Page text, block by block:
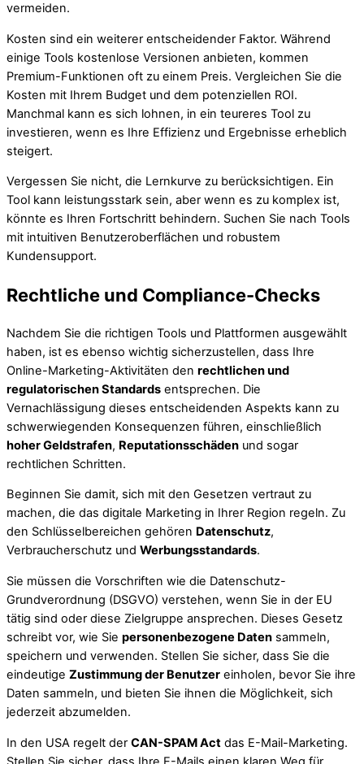
vermeiden.
Kosten sind ein weiterer entscheidender Faktor. Während
einige Tools kostenlose Versionen anbieten, kommen
Premium-Funktionen oft zu einem Preis. Vergleichen Sie die
Kosten mit Ihrem Budget und dem potenziellen ROI.
Manchmal kann es sich lohnen, in ein teureres Tool zu
investieren, wenn es Ihre Effizienz und Ergebnisse erheblich
steigert.
Vergessen Sie nicht, die Lernkurve zu berücksichtigen. Ein
Tool kann leistungsstark sein, aber wenn es zu komplex ist,
könnte es Ihren Fortschritt behindern. Suchen Sie nach Tools
mit intuitiven Benutzeroberflächen und robustem
Kundensupport.
Rechtliche und Compliance-Checks
Nachdem Sie die richtigen Tools und Plattformen ausgewählt
haben, ist es ebenso wichtig sicherzustellen, dass Ihre
Online-Marketing-Aktivitäten den rechtlichen und
regulatorischen Standards entsprechen. Die
Vernachlässigung dieses entscheidenden Aspekts kann zu
schwerwiegenden Konsequenzen führen, einschließlich
hoher Geldstrafen, Reputationsschäden und sogar
rechtlichen Schritten.
Beginnen Sie damit, sich mit den Gesetzen vertraut zu
machen, die das digitale Marketing in Ihrer Region regeln. Zu
den Schlüsselbereichen gehören Datenschutz,
Verbraucherschutz und Werbungsstandards.
Sie müssen die Vorschriften wie die Datenschutz-
Grundverordnung (DSGVO) verstehen, wenn Sie in der EU
tätig sind oder diese Zielgruppe ansprechen. Dieses Gesetz
schreibt vor, wie Sie personenbezogene Daten sammeln,
speichern und verwenden. Stellen Sie sicher, dass Sie die
eindeutige Zustimmung der Benutzer einholen, bevor Sie ihre
Daten sammeln, und bieten Sie ihnen die Möglichkeit, sich
jederzeit abzumelden.
In den USA regelt der CAN-SPAM Act das E-Mail-Marketing.